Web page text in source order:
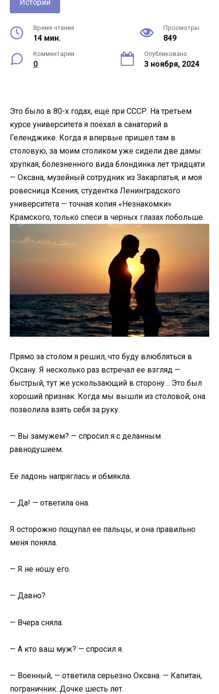
Истории
Время чтения
14 мин.
Просмотры
849
Комментарии
0
Опубликовано
3 ноября, 2024
Это было в 80-х годах, еще при СССР. На третьем
курсе университета я поехал в санаторий в
Геленджике. Когда я впервые пришел там в
столовую, за моим столиком уже сидели две дамы:
хрупкая, болезненного вида блондинка лет тридцати
— Оксана, музейный сотрудник из Закарпатья, и моя
ровесница Ксения, студентка Ленинградского
университета — точная копия «Незнакомки»
Крамского, только спеси в черных глазах побольше.
Прямо за столом я решил, что буду влюбляться в
Оксану. Я несколько раз встречал ее взгляд —
быстрый, тут же ускользающий в сторону… Это был
хороший признак. Когда мы вышли из столовой, она
позволила взять себя за руку.
— Вы замужем? — спросил я с деланным
равнодушием.
Ее ладонь напряглась и обмякла.
— Да! — ответила она.
Я осторожно пощупал ее пальцы, и она правильно
меня поняла.
— Я не ношу его.
— Давно?
— Вчера сняла.
— А кто ваш муж? — спросил я.
— Военный, — ответила серьезно Оксана. — Капитан,
пограничник. Дочке шесть лет.